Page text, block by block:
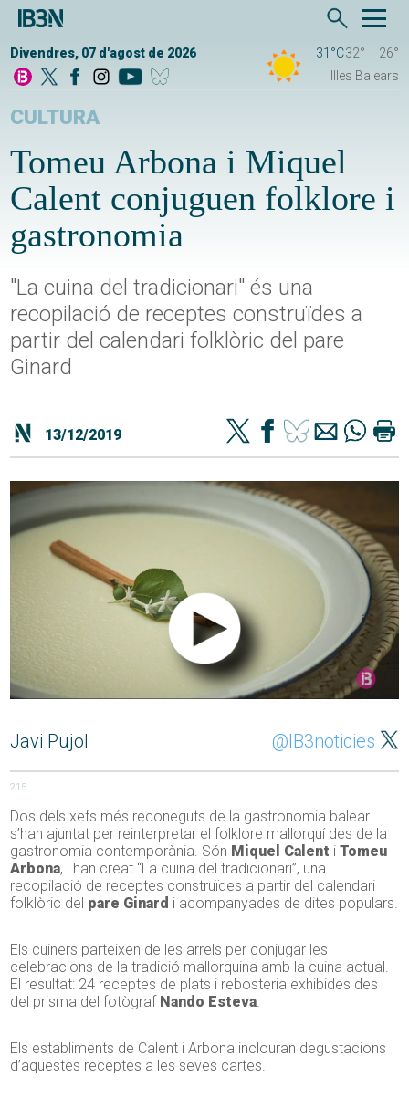
Divendres, 07 d'agost de 2026 31°C32°
26°
Illes Balears
CULTURA
Tomeu Arbona i Miquel
Calent conjuguen folklore i
gastronomia
"La cuina del tradicionari" és una
recopilació de receptes construïdes a
partir del calendari folklòric del pare
Ginard
13/12/2019
Javi Pujol @IB3noticies
215
Dos dels xefs més reconeguts de la gastronomia balear
s’han ajuntat per reinterpretar el folklore mallorquí des de la
gastronomia contemporània. Són Miquel Calent iTomeu
Arbona, i han creat “La cuina del tradicionari”, una
recopilació de receptes construïdes a partir del calendari
folklòric del pare Ginard i acompanyades de dites populars.
Els cuiners parteixen de les arrels per conjugar les
celebracions de la tradició mallorquina amb la cuina actual.
El resultat: 24 receptes de plats i rebosteria exhibides des
del prisma del fotògraf Nando Esteva.
Els establiments de Calent i Arbona inclouran degustacions
d’aquestes receptes a les seves cartes.